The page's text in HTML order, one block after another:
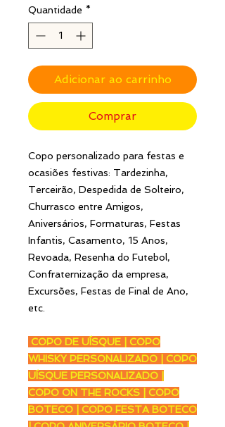
Quantidade *
Adicionar ao carrinho
Comprar
Copo personalizado para festas e
ocasiões festivas: Tardezinha,
Terceirão, Despedida de Solteiro,
Churrasco entre Amigos,
Aniversários, Formaturas, Festas
Infantis, Casamento, 15 Anos,
Revoada, Resenha do Futebol,
Confraternização da empresa,
Excursões, Festas de Final de Ano,
etc.
COPO DE UÍSQUE | COPO
WHISKY PERSONALIZADO | COPO
UÍSQUE PERSONALIZADO |
COPO ON THE ROCKS | COPO
BOTECO | COPO FESTA BOTECO